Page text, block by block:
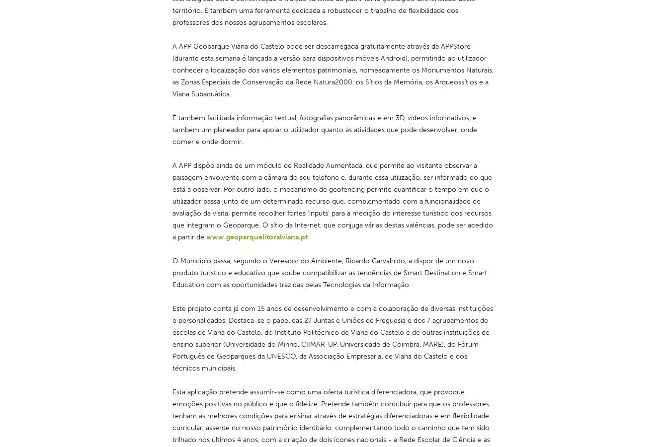
território. É também uma ferramenta dedicada a robustecer o trabalho de flexibilidade dos
professores dos nossos agrupamentos escolares.
A APP Geoparque Viana do Castelo pode ser descarregada gratuitamente através da APPStore
(durante esta semana é lançada a versão para dispositivos móveis Android), permitindo ao utilizador
conhecer a localização dos vários elementos patrimoniais, nomeadamente os Monumentos Naturais,
as Zonas Especiais de Conservação da Rede Natura2000, os Sítios da Memória, os Arqueossítios e a
Viana Subaquática.
É também facilitada informação textual, fotografias panorâmicas e em 3D, vídeos informativos, e
também um planeador para apoiar o utilizador quanto às atividades que pode desenvolver, onde
comer e onde dormir.
A APP dispõe ainda de um módulo de Realidade Aumentada, que permite ao visitante observar a
paisagem envolvente com a câmara do seu telefone e, durante essa utilização, ser informado do que
está a observar. Por outro lado, o mecanismo de geofencing permite quantificar o tempo em que o
utilizador passa junto de um determinado recurso que, complementado com a funcionalidade de
avaliação da visita, permite recolher fortes ‘inputs’ para a medição do interesse turístico dos recursos
que integram o Geoparque. O sítio da Internet, que conjuga várias destas valências, pode ser acedido
a partir de www.geoparquelitoralviana.pt
O Município passa, segundo o Vereador do Ambiente, Ricardo Carvalhido, a dispor de um novo
produto turístico e educativo que soube compatibilizar as tendências de Smart Destination e Smart
Education com as oportunidades trazidas pelas Tecnologias da Informação.
Este projeto conta já com 15 anos de desenvolvimento e com a colaboração de diversas instituições
e personalidades. Destaca-se o papel das 27 Juntas e Uniões de Freguesia e dos 7 agrupamentos de
escolas de Viana do Castelo, do Instituto Politécnico de Viana do Castelo e de outras instituições de
ensino superior (Universidade do Minho, CIIMAR-UP, Universidade de Coimbra, MARE), do Fórum
Português de Geoparques da UNESCO, da Associação Empresarial de Viana do Castelo e dos
técnicos municipais.
Esta aplicação pretende assumir-se como uma oferta turística diferenciadora, que provoque
emoções positivas no público e que o fidelize. Pretende também contribuir para que os professores
tenham as melhores condições para ensinar através de estratégias diferenciadoras e em flexibilidade
curricular, assente no nosso património identitário, complementando todo o caminho que tem sido
trilhado nos últimos 4 anos, com a criação de dois ícones nacionais - a Rede Escolar de Ciência e as